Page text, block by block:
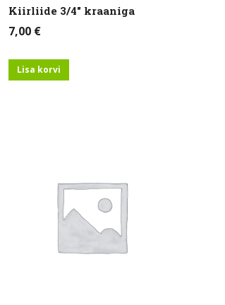
Kiirliide 3/4″ kraaniga
7,00 €
Lisa korvi